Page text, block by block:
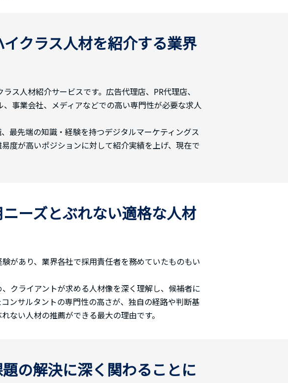
クラス人材を紹介する業界
ス人材紹介サービスです。広告代理店、PR代理店、
事業会社、メディアなどでの高い専門性が必要な求人
最先端の知識・経験を持つデジタルマーケティングス
度が高いポジションに対して紹介実績を上げ、現在で
ーズとぶれない適格な人材
があり、業界各社で採用責任者を務めていたものもい
クライアントが求める人材像を深く理解し、候補者に
ンサルタントの専門性の高さが、独自の経路や判断基
ない人材の推薦ができる最大の理由です。
の解決に深く関わることに